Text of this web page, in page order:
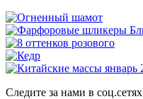
Следите за нами в соц.сетях